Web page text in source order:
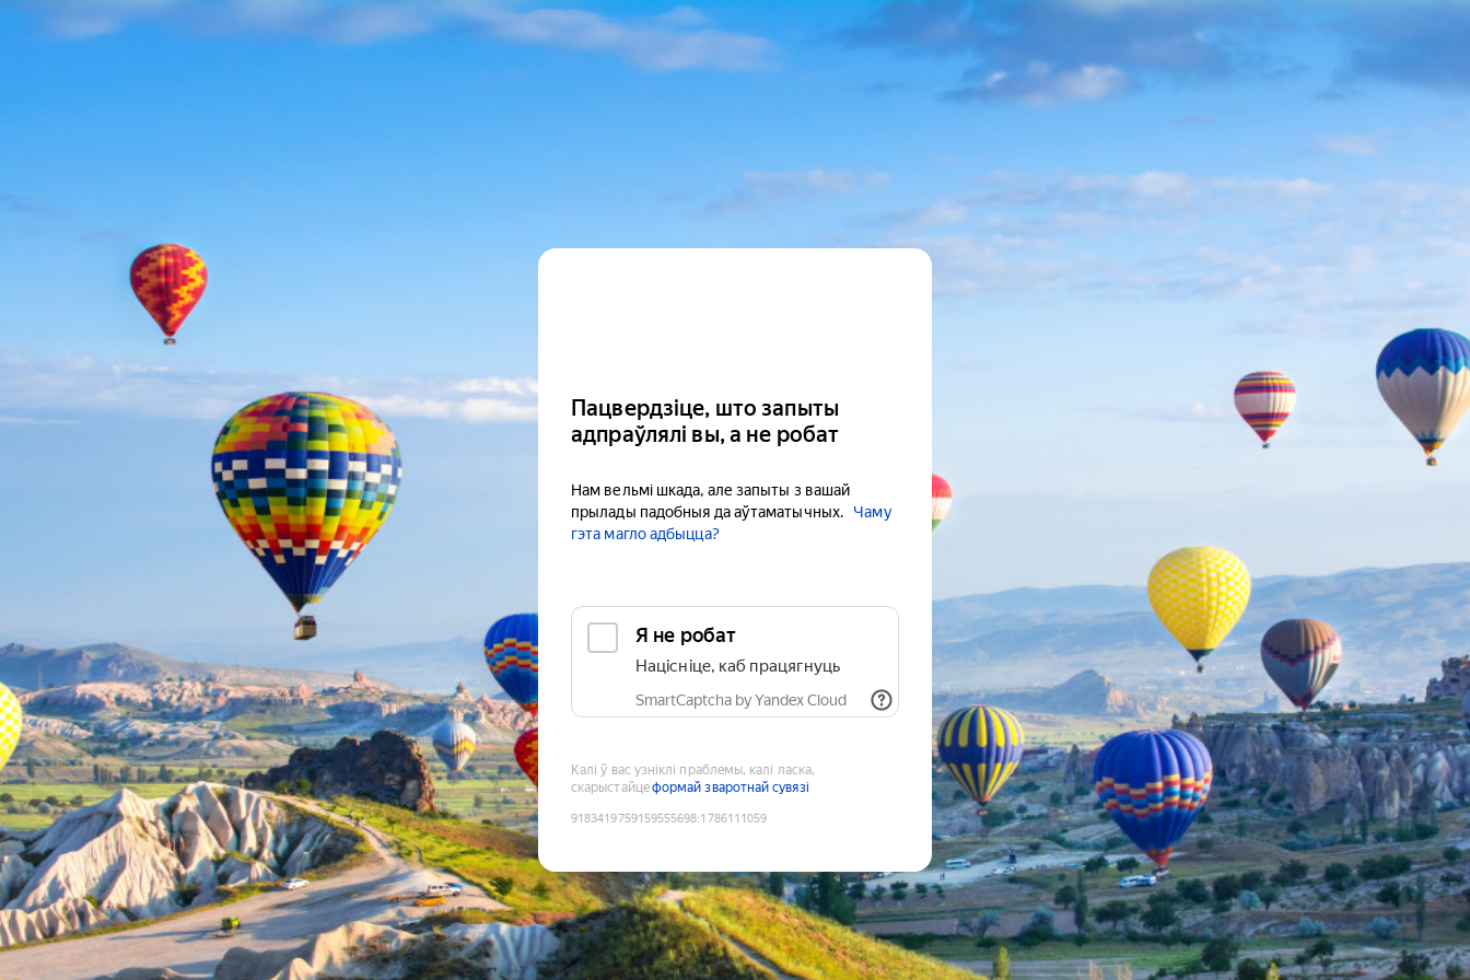
Пацвердзіце, што запыты
адпраўлялі вы, а не робат
Нам вельмі шкада, але запыты з вашай
прылады падобныя да аўтаматычных.
Чаму
гэта магло адбыцца?
Я не робат
Націсніце, каб працягнуць
SmartCaptcha by Yandex Cloud
Калі ў вас узніклі праблемы, калі ласка,
скарыстайцеформай зваротнай сувязі
9183419759159555698:1786111059